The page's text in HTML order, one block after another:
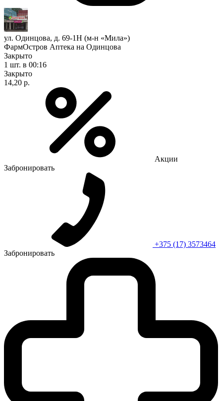
ул. Одинцова, д. 69-1Н (м-н «Мила»)
ФармОстров Аптека на Одинцова
Закрыто
1 шт. в 00:16
Закрыто
14,20 р.
Акции
Забронировать
+375 (17) 3573464
Забронировать